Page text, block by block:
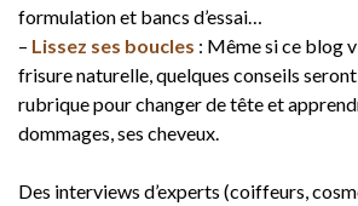
formulation et bancs d’essai…
– Lissez ses boucles : Même si ce blog
frisure naturelle, quelques conseils
rubrique pour changer de tête et
dommages, ses cheveux.
Des interviews d’experts (coiffeurs,